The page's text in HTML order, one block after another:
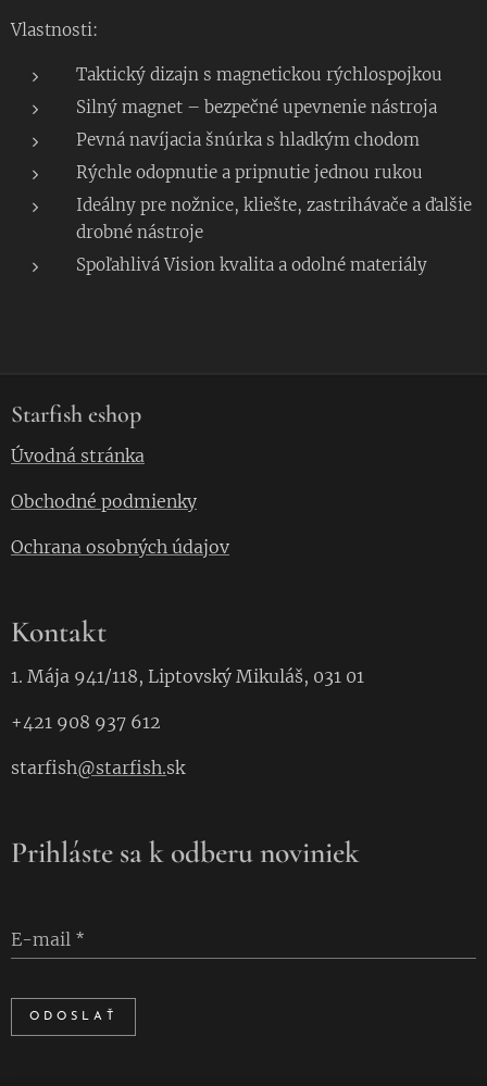
Vlastnosti:
Taktický dizajn s magnetickou rýchlospojkou
Silný magnet – bezpečné upevnenie nástroja
Pevná navíjacia šnúrka s hladkým chodom
Rýchle odopnutie a pripnutie jednou rukou
Ideálny pre nožnice, kliešte, zastrihávače a ďalšie
drobné nástroje
Spoľahlivá Vision kvalita a odolné materiály
Starfish eshop
Úvodná stránka
Obchodné podmienky
Ochrana osobných údajov
Kontakt
1. Mája 941/118, Liptovský Mikuláš, 031 01
+421 908 937 612
starfish@starfish.sk
Prihláste sa k odberu noviniek
E-mail
ODOSLAŤ